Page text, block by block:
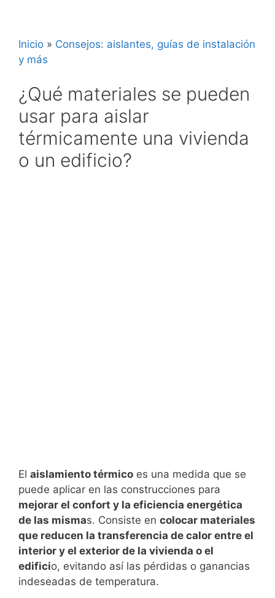
Inicio » Consejos: aislantes, guías de instalación
y más
¿Qué materiales se pueden
usar para aislar
térmicamente una vivienda
o un edificio?
El aislamiento térmico es una medida que se
puede aplicar en las construcciones para
mejorar el confort y la eficiencia energética
de las mismas. Consiste en colocar materiales
que reducen la transferencia de calor entre el
interior y el exterior de la vivienda o el
edificio, evitando así las pérdidas o ganancias
indeseadas de temperatura.